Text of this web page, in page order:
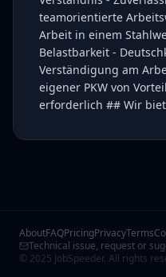
teamorientierte
Arbeit in einem
Belastbarkeit -
Verständigung am
eigener PKW von
erforderlich ## Wir
AboutFAQPricingPrivacyTerms
Technical issue, request or
© 2025 JobSpeeder. All rights